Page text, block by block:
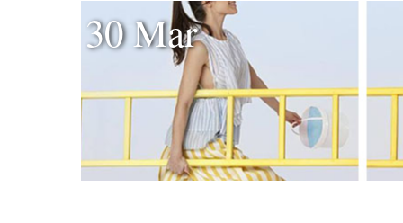
30 Mar